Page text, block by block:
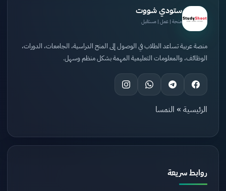
ستودي شووت
منحة | عمل | مستقبل
منصة عربية تساعد الطلاب في الوصول إلى المنح الدراسية، الجامعات، الدورات،
الوظائف، والمعلومات التعليمية المهمة بشكل منظم وسهل.
الرئيسية » النمسا
روابط سريعة